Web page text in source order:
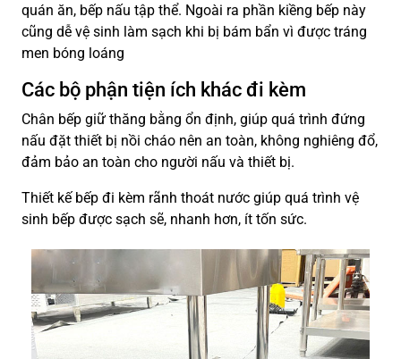
quán ăn, bếp nấu tập thể. Ngoài ra phần kiềng bếp này
cũng dễ vệ sinh làm sạch khi bị bám bẩn vì được tráng
men bóng loáng
Các bộ phận tiện ích khác đi kèm
Chân bếp giữ thăng bằng ổn định, giúp quá trình đứng
nấu đặt thiết bị nồi cháo nên an toàn, không nghiêng đổ,
đảm bảo an toàn cho người nấu và thiết bị.
Thiết kế bếp đi kèm rãnh thoát nước giúp quá trình vệ
sinh bếp được sạch sẽ, nhanh hơn, ít tốn sức.